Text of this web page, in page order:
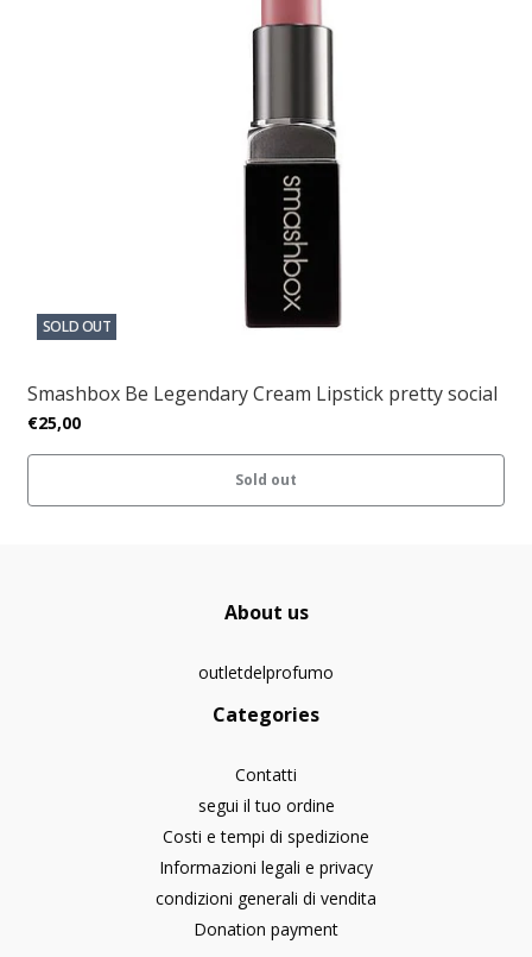
SOLD OUT
Smashbox Be Legendary Cream Lipstick pretty social
€25,00
Sold out
About us
outletdelprofumo
Categories
Contatti
segui il tuo ordine
Costi e tempi di spedizione
Informazioni legali e privacy
condizioni generali di vendita
Donation payment